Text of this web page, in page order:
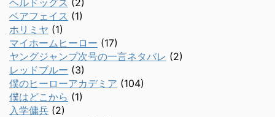
ヘルドッグス (2)
ベアフェイス (1)
ホリミヤ (1)
マイホームヒーロー (17)
ヤングジャンプ次号の一言ネタバレ (2)
レッドブルー (3)
僕のヒーローアカデミア (104)
僕はどこから (1)
入学傭兵 (2)